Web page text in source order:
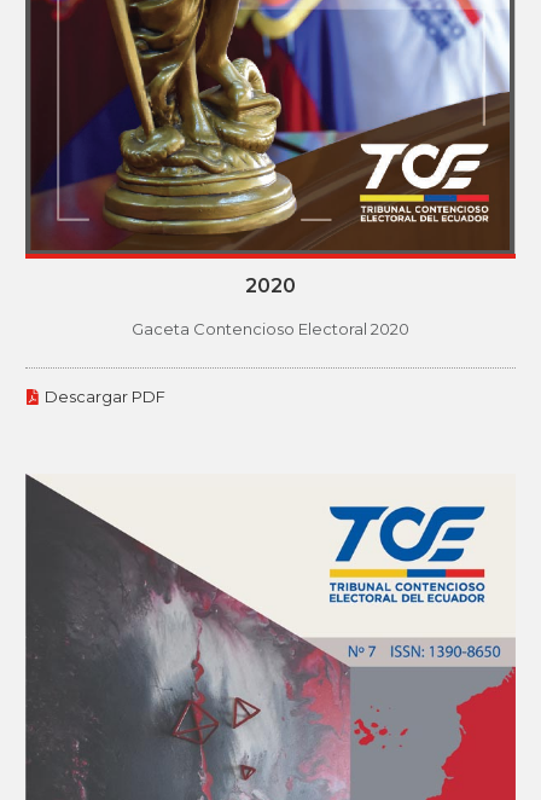
2020
Gaceta Contencioso Electoral 2020
Descargar PDF